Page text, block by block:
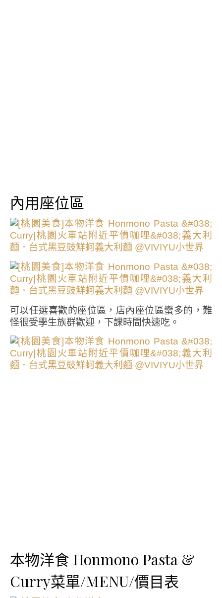
內用座位區
可以任選喜歡的座位區，店內座位區蠻多的，難
怪很受學生族群歡迎，下課時間快速吃。
本物洋食 Honmono Pasta &
Curry菜單/MENU/價目表